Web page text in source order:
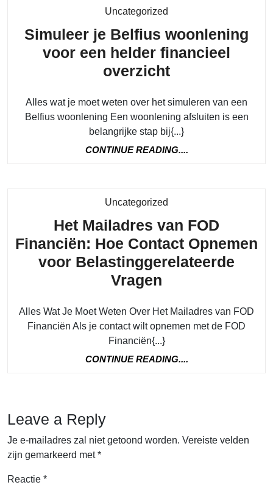
Uncategorized
Simuleer je Belfius woonlening
voor een helder financieel
overzichtSimuleer
Belfius
woonlening
voor
overzicht
Alles wat je moet weten over het simuleren van een
Belfius woonlening Een woonlening afsluiten is een
belangrijke stap bij{...}
CONTINUE READING....
Uncategorized
Het Mailadres van FOD
Financiën: Hoe Contact Opnemen
voor Belastinggerelateerde
Vragen
van
FOD
Financiën:
Alles Wat Je Moet Weten Over Het Mailadres van FOD
Financiën Als je contact wilt opnemen met de FOD
Financiën{...}
CONTINUE READING....
Leave a Reply
Je e-mailadres zal niet getoond worden. Vereiste velden
zijn gemarkeerd met*
Reactie *